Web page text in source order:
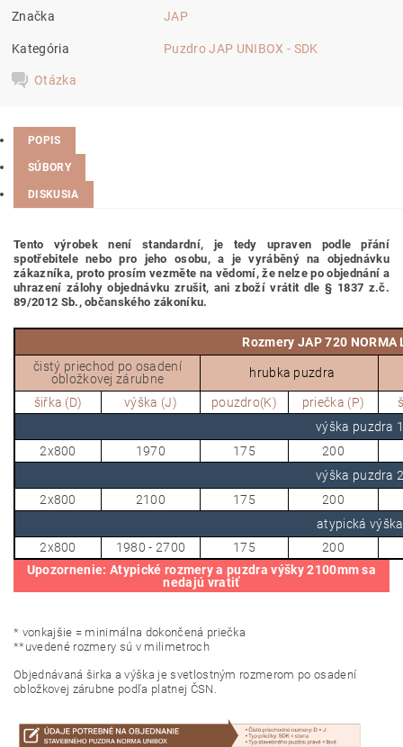
Značka JAP
Kategória Puzdro JAP UNIBOX - SDK
Otázka
POPIS
SÚBORY
DISKUSIA
Tento výrobek není standardní, je tedy upraven podle přání
spotřebitele nebo pro jeho osobu, a je vyráběný na objednávku
zákazníka, proto prosím vezměte na vědomí, že nelze po objednání a
uhrazení zálohy objednávku zrušit, ani zboží vrátit dle § 1837 z.č.
89/2012 Sb., občanského zákoníku.
Rozmery JAP 720 NORMA
čistý priechod po osadení
obložkovej zárubne
hrubka puzdra
šiřka (D) výška (J) pouzdro(K) priečka (P)
výška puzdra
2x800
1970 175
200
výška puzdra
2x800
2100 175
200
atypická
2x800
1980 - 2700 175
200
Upozornenie: Atypické rozmery a puzdra výšky 2100mm sa
nedajú vratiť
* vonkajšie = minimálna dokončená priečka
**uvedené rozmery sú v milimetroch
Objednávaná širka a výška je svetlostným rozmerom po osadení
obložkovej zárubne podľa platnej ČSN.